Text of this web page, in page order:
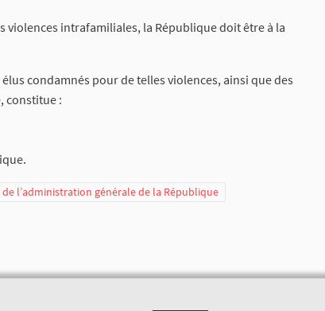
violences intrafamiliales, la République doit être à la
condamnés pour de telles violences, ainsi que des
constitue :
l’administration générale de la République